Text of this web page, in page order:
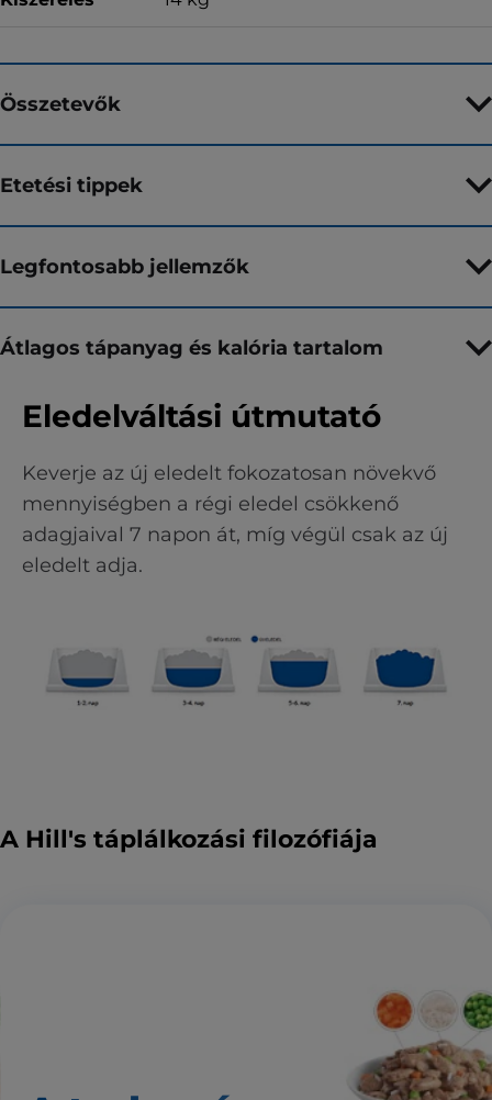
Összetevők
Etetési tippek
Legfontosabb jellemzők
Átlagos tápanyag és kalória tartalom
Eledelváltási útmutató
Keverje az új eledelt fokozatosan növekvő
mennyiségben a régi eledel csökkenő
adagjaival 7 napon át, míg végül csak az új
eledelt adja.
A Hill's táplálkozási filozófiája